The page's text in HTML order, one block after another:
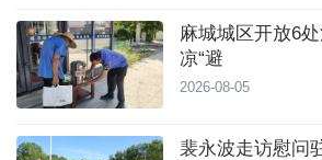
麻城城区开放6
凉“避
2026-08-05
裴永波走访慰问